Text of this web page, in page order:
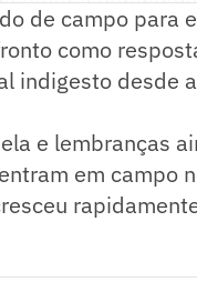
de campo para
como
indigesto desde
e lembranças
entram em campo